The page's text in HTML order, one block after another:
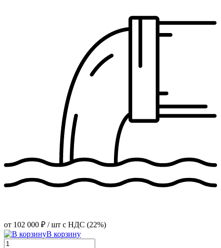
от 102 000 ₽ / шт с НДС (22%)
В корзину